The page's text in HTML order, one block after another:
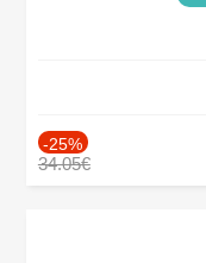
-25%
34.05€